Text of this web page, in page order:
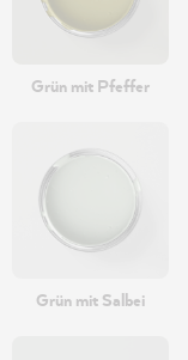
Grün mit Pfeffer
Grün mit Salbei